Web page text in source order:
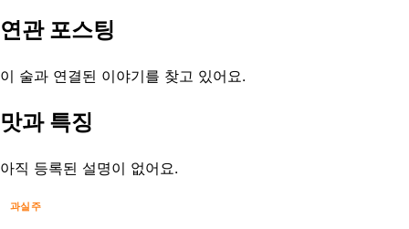
연관 포스팅
이 술과 연결된 이야기를 찾고 있어요.
맛과 특징
아직 등록된 설명이 없어요.
과실주